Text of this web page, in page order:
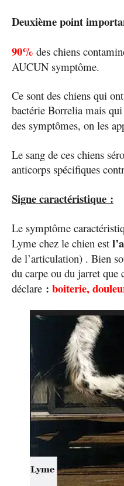
Deuxième point
90% des chiens
AUCUN symptôme.
Ce sont des chiens qui
bactérie Borrelia mais qui
des symptômes, on les
Le sang de ces chiens
anticorps spécifiques
Signe caractéristique :
Le symptôme
Lyme chez le chien est
de l’articulation) . Bien
du carpe ou du jarret que
déclare : boiterie,